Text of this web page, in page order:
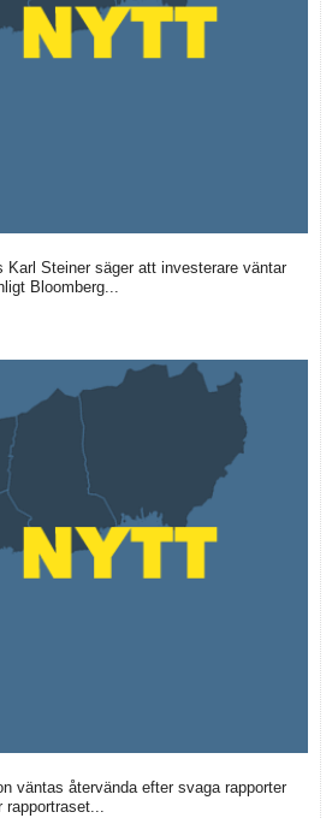
Steiner säger att investerare väntar
Bloomberg...
väntas återvända efter svaga rapporter
rapportraset...